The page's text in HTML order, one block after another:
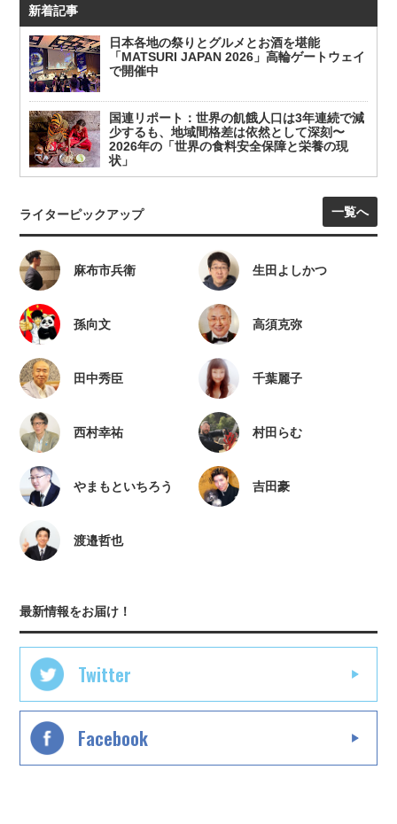
新着記事
日本各地の祭りとグルメとお酒を堪能
「MATSURI JAPAN 2026」高輪ゲートウェイ
で開催中
国連リポート：世界の飢餓人口は3年連続で減
少するも、地域間格差は依然として深刻〜
2026年の「世界の食料安全保障と栄養の現
状」
ライターピックアップ 一覧へ
麻布市兵衛 生田よしかつ
孫向文 高須克弥
田中秀臣 千葉麗子
西村幸祐 村田らむ
やまもといちろう 吉田豪
渡邉哲也
最新情報をお届け！
Twitter
Facebook